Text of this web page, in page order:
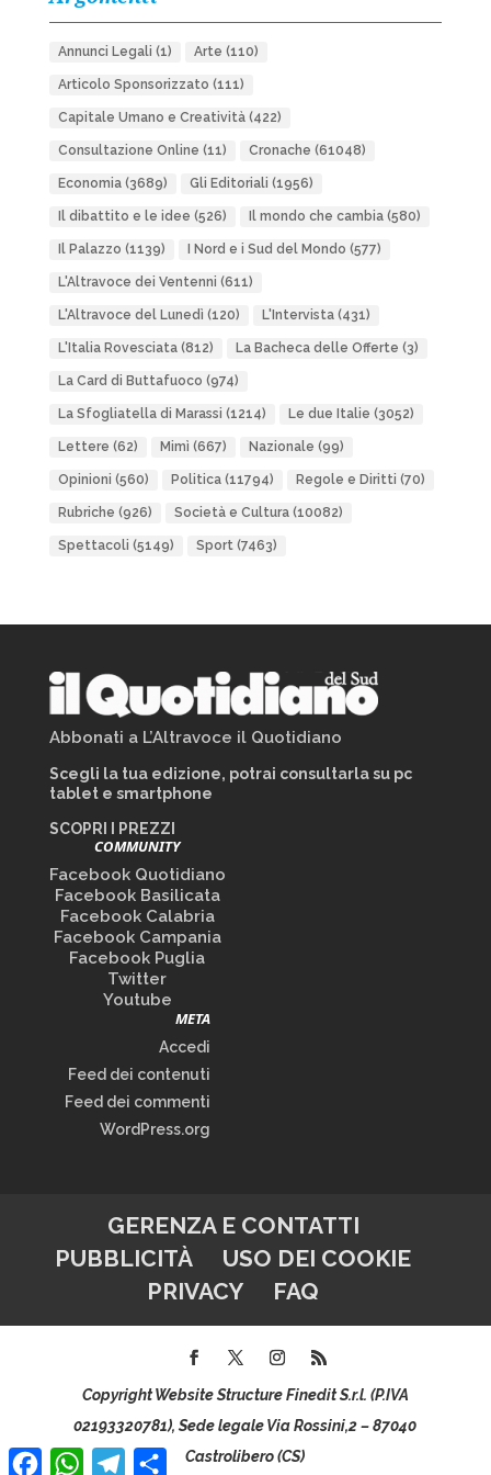
Annunci Legali (1) Arte (110)
Articolo Sponsorizzato (111)
Capitale Umano e Creatività(422)
Consultazione Online (11) Cronache (61048)
Economia(3689) Gli Editoriali (1956)
Il dibattito e le idee (526) Il mondo che cambia(580)
Il Palazzo (1139) I Nord e i Sud del Mondo (577)
L'Altravoce dei Ventenni (611)
L'Altravoce del Lunedì (120) L'Intervista(431)
L'Italia Rovesciata(812) La Bacheca delle Offerte (3)
La Card di Buttafuoco (974)
La Sfogliatella di Marassi (1214) Le due Italie (3052)
Lettere (62) Mimì (667) Nazionale (99)
Opinioni (560) Politica(11794) Regole e Diritti (70)
Rubriche (926) Società e Cultura(10082)
Spettacoli (5149) Sport(7463)
Abbonati a L’Altravoce il Quotidiano
Scegli la tua edizione, potrai consultarla su pc
tablet e smartphone
SCOPRI I PREZZI
COMMUNITY
Facebook Quotidiano
Facebook Basilicata
Facebook Calabria
Facebook Campania
Facebook Puglia
Twitter
Youtube
META
Accedi
Feed dei contenuti
Feed dei commenti
WordPress.org
GERENZA E CONTATTI
PUBBLICITÀ
USO DEI COOKIE
PRIVACY
FAQ
Copyright Website Structure Finedit S.r.l. (P.IVA
02193320781), Sede legale Via Rossini,2 – 87040
Castrolibero (CS)
Facebook
WhatsAppTelegram
Condividi